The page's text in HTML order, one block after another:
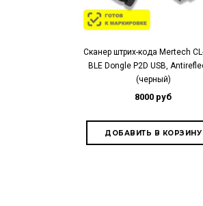
Сканер штрих-кода Mertech
BLE Dongle P2D USB,
(черный)
8000 руб